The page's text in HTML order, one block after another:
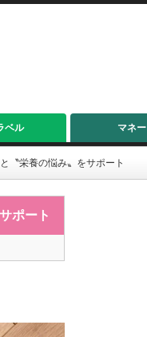
ベル マネー
〝栄養の悩み〟をサポート
ポート